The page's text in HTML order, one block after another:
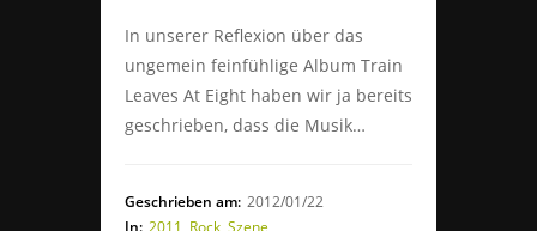
In unserer Reflexion über das
ungemein feinfühlige Album Train
Leaves At Eight haben wir ja bereits
geschrieben, dass die Musik…
Geschrieben am: 2012/01/22
In: 2011 Rock Szene